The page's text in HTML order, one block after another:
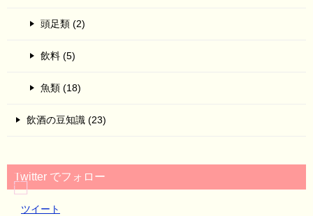
頭足類 (2)
飲料 (5)
魚類 (18)
飲酒の豆知識 (23)
Twitter でフォロー
ツイート